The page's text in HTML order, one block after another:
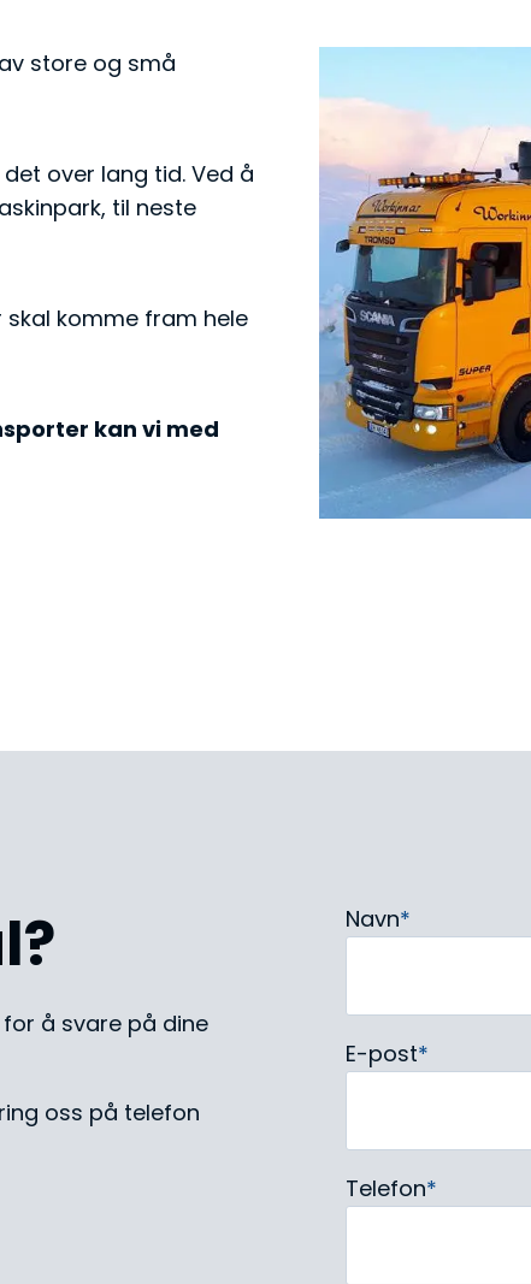
store og små
over lang tid. Ved å
til neste
komme fram hele
kan vi med
å svare på dine
oss på telefon
Navn*
E-post*
Telefon*